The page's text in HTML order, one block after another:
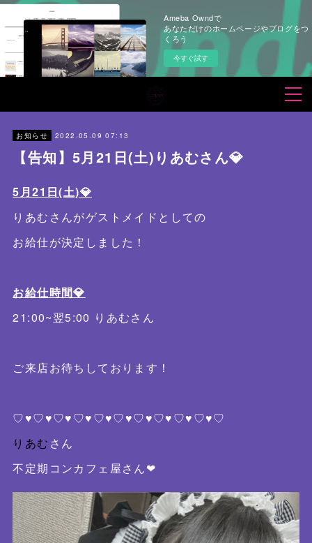
Ameba Owndで
あなただけのホームページやブログをつ
くろう
今すぐ試す
お知らせ 2022.05.09 07:13
【告知】5月21日(土)りあむさん💎
5月21日(土)💎
りあむさんがゲストメイドとしての
お給仕が決定しました！
お給仕時間💎
21:00~翌5:00 りあむさん
ご来店お待ちしております！
♡♥♡♥♡♥♡♥♡♥♡♥♡♥♡♥♡♥♡♥♡
りあむ さん
不定期コンカフェ屋さん❤︎